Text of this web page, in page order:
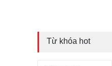
Từ khóa hot